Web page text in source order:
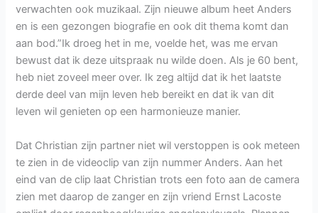
verwachten ook muzikaal. Zijn nieuwe album heet Anders
en is een gezongen biografie en ook dit thema komt dan
aan bod.”Ik droeg het in me, voelde het, was me ervan
bewust dat ik deze uitspraak nu wilde doen. Als je 60 bent,
heb niet zoveel meer over. Ik zeg altijd dat ik het laatste
derde deel van mijn leven heb bereikt en dat ik van dit
leven wil genieten op een harmonieuze manier.
Dat Christian zijn partner niet wil verstoppen is ook meteen
te zien in de videoclip van zijn nummer Anders. Aan het
eind van de clip laat Christian trots een foto aan de camera
zien met daarop de zanger en zijn vriend Ernst Lacoste